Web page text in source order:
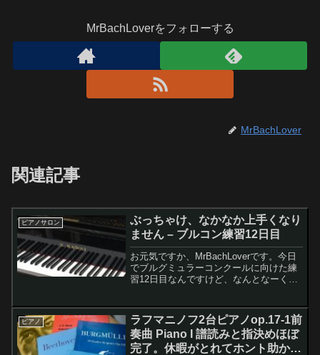
MrBachLoverをフォローする
MrBachLover
関連記事
ピアノサロン
ぶっちゃけ、なかなか上手くなり
ません – ブルコン練習12日目
お元気ですか、MrBachLoverです。今日
でブルグミュラーコンクールに向けた練
習12日目なんですけど、なんとなーく、
ても、ぶちゃけ、なかなか上手くなりま
せん！！！今...
ピアノ
ラフマニノフ2台ピアノop.17-1前
奏曲 Piano I 譜読みと指決めほぼ
完了。休暇がとれてホント助かっ